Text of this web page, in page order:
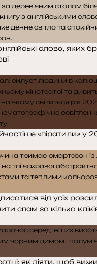
слова, яких
«піратили» у
від усіх
спам за кілька
як діяти, щоб